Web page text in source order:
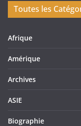
Toutes les
Afrique
Amérique
Archives
ASIE
Biographie